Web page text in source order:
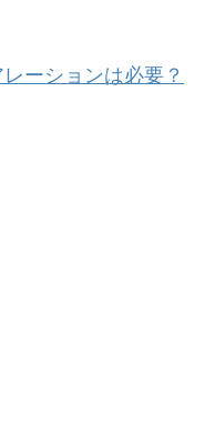
ーションは必要？